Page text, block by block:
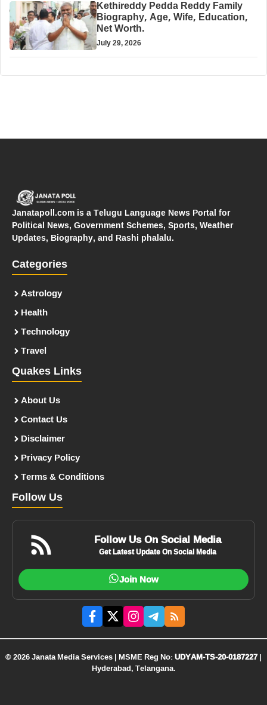
Kethireddy Pedda Reddy Family
Biography, Age, Wife, Education,
Net Worth.
July 29, 2026
Janatapoll.com is a Telugu Language News Portal for
Political News, Government Schemes, Sports, Weather
Updates, Biography, and Rashi phalalu.
Categories
Astrology
Health
Technology
Travel
Quakes Links
About Us
Contact Us
Disclaimer
Privacy Policy
Terms & Conditions
Follow Us
Follow Us On Social Media
Get Latest Update On Social Media
Join Now
© 2026 Janata Media Services | MSME Reg No:UDYAM-TS-20-0187227|
Hyderabad, Telangana.